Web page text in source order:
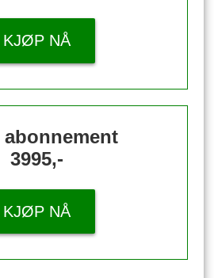
KJØP NÅ
3995,-
KJØP NÅ